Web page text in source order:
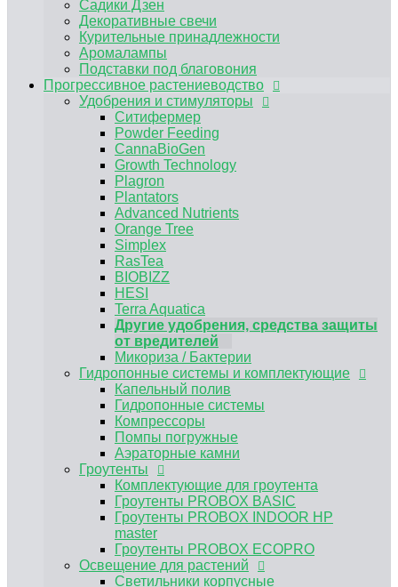
Advanced Nutrients
Orange Tree
Simplex
RasTea
BIOBIZZ
HESI
Terra Aquatica
Другие удобрения, средства защиты от
вредителей
Микориза / Бактерии
Гидропонные системы и комплектующие
Капельный полив
Гидропонные системы
Компрессоры
Помпы погружные
Аэраторные камни
Гроутенты
Комплектующие для гроутента
Гроутенты PROBOX BASIC
Гроутенты PROBOX INDOOR HP master
Гроутенты PROBOX ECOPRO
Освещение для растений
Светильники корпусные
Светодиодные светильники LED quantum
board
Лампы ДНАТ
Комплектующие
ЭПРА, ЭмПРА
Вентиляция и климат
Углекислый газ CO2
Предфильтра
Воздуховоды и комплектующие для
вентиляции
Канальные вентиляторы
Угольные фильтры для гроубоксов
MAGICFILTER
Садики Дзен
Декоративные свечи
Курительные принадлежности
Аромалампы
Подставки под благовония
Прогрессивное растениеводство
Удобрения и стимуляторы
Ситифермер
Powder Feeding
CannaBioGen
Growth Technology
Plagron
Plantators
Advanced Nutrients
Orange Tree
Simplex
RasTea
BIOBIZZ
HESI
Terra Aquatica
Другие удобрения, средства защиты
от вредителей
Микориза / Бактерии
Гидропонные системы и комплектующие
Капельный полив
Гидропонные системы
Компрессоры
Помпы погружные
Аэраторные камни
Гроутенты
Комплектующие для гроутента
Гроутенты PROBOX BASIC
Гроутенты PROBOX INDOOR HP
master
Гроутенты PROBOX ECOPRO
Освещение для растений
Светильники корпусные